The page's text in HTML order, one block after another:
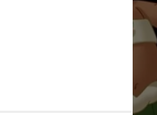
uma animação